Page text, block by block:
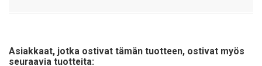
Asiakkaat, jotka ostivat tämän tuotteen, ostivat myös
seuraavia tuotteita: